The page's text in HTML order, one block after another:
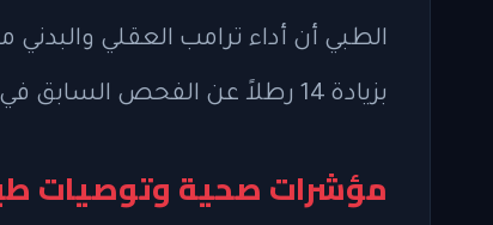
بزيادة 14 رطلاً عن الفحص السابق في أبريل 2025.
مؤشرات صحية وتوصيات